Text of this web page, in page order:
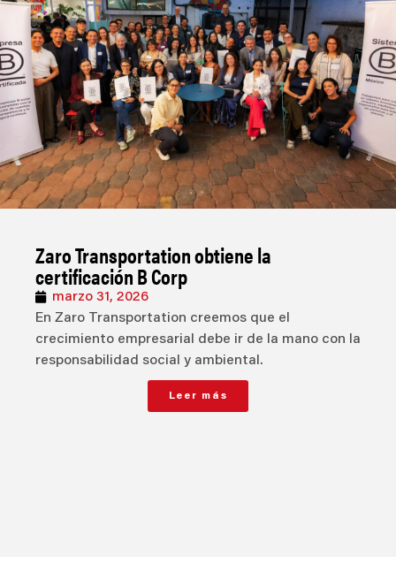
Zaro Transportation obtiene la
certificación B Corp
marzo 31, 2026
En Zaro Transportation creemos que el
crecimiento empresarial debe ir de la mano con la
responsabilidad social y ambiental.
Leer más